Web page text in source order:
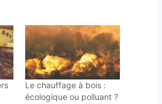
Le chauffage à bois :
écologique ou polluant ?